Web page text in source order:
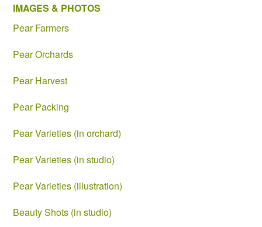
IMAGES & PHOTOS
Pear Farmers
Pear Orchards
Pear Harvest
Pear Packing
Pear Varieties (in orchard)
Pear Varieties (in studio)
Pear Varieties (illustration)
Beauty Shots (in studio)